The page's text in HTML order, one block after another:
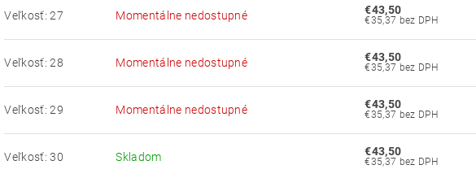
Veľkosť: 27 Momentálne nedostupné €43,50
€35,37 bez DPH
Veľkosť: 28 Momentálne nedostupné €43,50
€35,37 bez DPH
Veľkosť: 29 Momentálne nedostupné €43,50
€35,37 bez DPH
Veľkosť: 30 Skladom €43,50
€35,37 bez DPH